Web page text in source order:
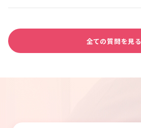
全ての質問を見る